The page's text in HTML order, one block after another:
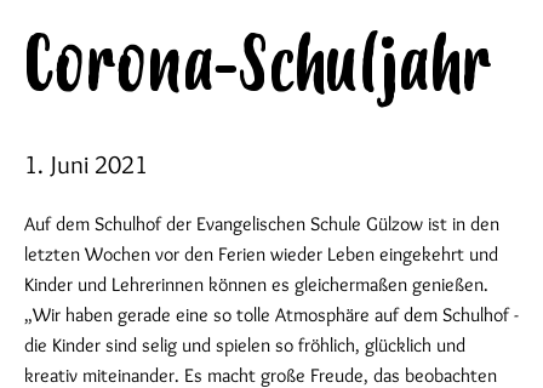
Corona-Schuljahr
1. Juni 2021
Auf dem Schulhof der Evangelischen Schule Gülzow ist in den
letzten Wochen vor den Ferien wieder Leben eingekehrt und
Kinder und Lehrerinnen können es gleichermaßen genießen.
„Wir haben gerade eine so tolle Atmosphäre auf dem Schulhof -
die Kinder sind selig und spielen so fröhlich, glücklich und
kreativ miteinander. Es macht große Freude, das beobachten